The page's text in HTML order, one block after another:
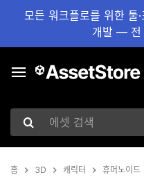
모든 워크플로를 위한 툴
개발 — 전
에셋 검색
홈 3D 캐릭터 휴머노이드